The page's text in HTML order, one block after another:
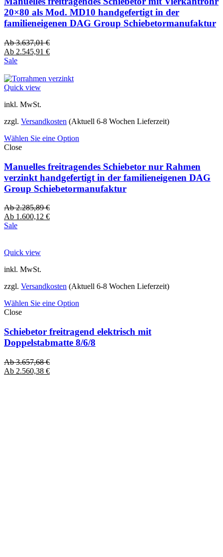
20×80 als Mod. MD10 handgefertigt in der
familieneigenen DAG Group Schiebetormanufaktur
Ab3.637,01€
Ab 2.545,91 €
Sale
Quick view
inkl. MwSt.
zzgl. Versandkosten (Aktuell 6-8 Wochen Lieferzeit)
Wählen Sie eine Option
Close
Manuelles freitragendes Schiebetor nur Rahmen
verzinkt handgefertigt in der familieneigenen DAG
Group Schiebetormanufaktur
Ab2.285,89€
Ab 1.600,12 €
Sale
Quick view
inkl. MwSt.
zzgl. Versandkosten (Aktuell 6-8 Wochen Lieferzeit)
Wählen Sie eine Option
Close
Schiebetor freitragend elektrisch mit
Doppelstabmatte 8/6/8
Ab3.657,68€
Ab 2.560,38 €